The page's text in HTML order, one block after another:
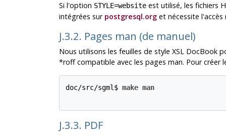
Si l'option STYLE=websiteest utilisé, les fichiers
intégrées sur postgresql.orget nécessite l'accès
J.3.2. Pages man (de manuel)
Nous utilisons les feuilles de style XSL DocBook
*roff compatible avec les pages man. Pour créer
doc/src/sgml$ make man
J.3.3. PDF